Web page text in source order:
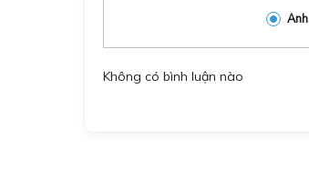
Anh
Không có bình luận nào